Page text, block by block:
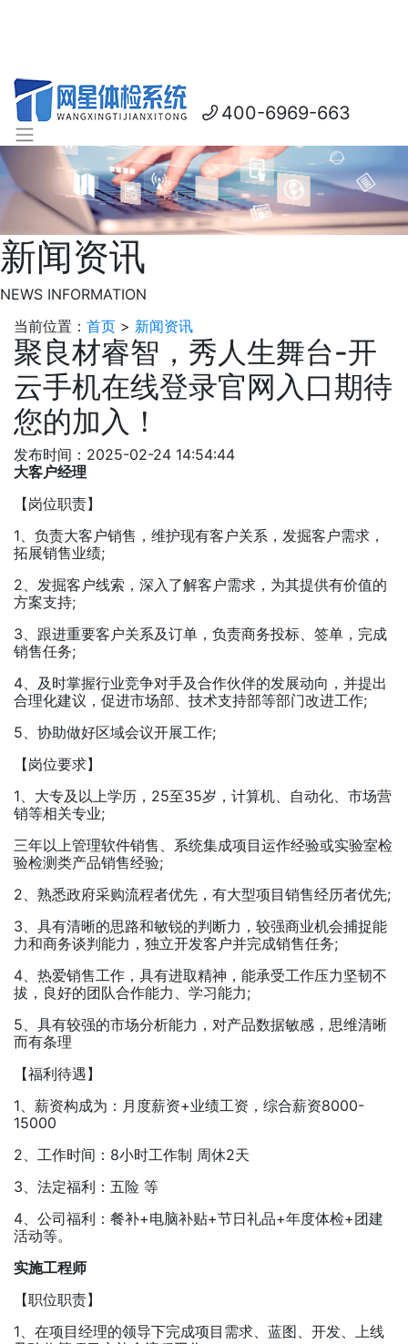
400-6969-663
新闻资讯
NEWS INFORMATION
当前位置： 首页 > 新闻资讯
聚良材睿智，秀人生舞台‌-开
云手机在线登录官网入口期待
您的加入！
发布时间：2025-02-24 14:54:44
大客户经理
【岗位职责】
1、负责大客户销售，维护现有客户关系，发掘客户需求，
拓展销售业绩;
2、发掘客户线索，深入了解客户需求，为其提供有价值的
方案支持;
3、跟进重要客户关系及订单，负责商务投标、签单，完成
销售任务;
4、及时掌握行业竞争对手及合作伙伴的发展动向，并提出
合理化建议，促进市场部、技术支持部等部门改进工作;
5、协助做好区域会议开展工作;
【岗位要求】
1、大专及以上学历，25至35岁，计算机、自动化、市场营
销等相关专业;
三年以上管理软件销售、系统集成项目运作经验或实验室检
验检测类产品销售经验;
2、熟悉政府采购流程者优先，有大型项目销售经历者优先;
3、具有清晰的思路和敏锐的判断力，较强商业机会捕捉能
力和商务谈判能力，独立开发客户并完成销售任务;
4、热爱销售工作，具有进取精神，能承受工作压力坚韧不
拔，良好的团队合作能力、学习能力;
5、具有较强的市场分析能力，对产品数据敏感，思维清晰
而有条理
【福利待遇】
1、薪资构成为：月度薪资+业绩工资，综合薪资8000-
15000
2、工作时间：8小时工作制 周休2天
3、法定福利：五险 等
4、公司福利：餐补+电脑补贴+节日礼品+年度体检+团建
活动等。
实施工程师
【职位职责】
1、在项目经理的领导下完成项目需求、蓝图、开发、上线